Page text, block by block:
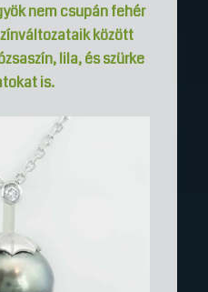
nem csupán fehér
között
lila, és szürke
is.